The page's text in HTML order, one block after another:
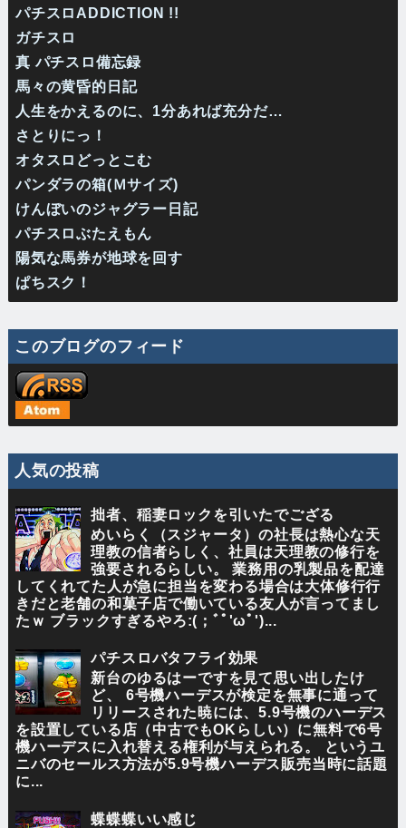
パチスロADDICTION !!
ガチスロ
真 パチスロ備忘録
馬々の黄昏的日記
人生をかえるのに、1分あれば充分だ…
さとりにっ！
オタスロどっとこむ
パンダラの箱(Ｍサイズ)
けんぼいのジャグラー日記
パチスロぶたえもん
陽気な馬券が地球を回す
ぱちスク！
このブログのフィード
人気の投稿
拙者、稲妻ロックを引いたでござる
めいらく（スジャータ）の社長は熱心な天
理教の信者らしく、社員は天理教の修行を
強要されるらしい。 業務用の乳製品を配達
してくれてた人が急に担当を変わる場合は大体修行行
きだと老舗の和菓子店で働いている友人が言ってまし
たｗ ブラックすぎるやろ:(；ﾞﾟ'ωﾟ')...
パチスロバタフライ効果
新台のゆるはーですを見て思い出したけ
ど、 6号機ハーデスが検定を無事に通って
リリースされた暁には、5.9号機のハーデス
を設置している店（中古でもOKらしい）に無料で6号
機ハーデスに入れ替える権利が与えられる。 というユ
ニバのセールス方法が5.9号機ハーデス販売当時に話題
に...
蝶蝶蝶いい感じ